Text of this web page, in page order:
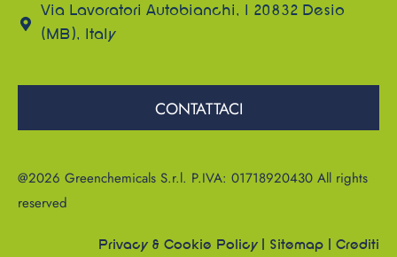
Via Lavoratori Autobianchi, 1 20832 Desio
(MB), Italy
CONTATTACI
@2026 Greenchemicals S.r.l. P.IVA: 01718920430 All rights
reserved
Privacy & Cookie Policy| Sitemap Crediti